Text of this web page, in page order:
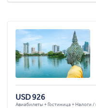
USD 926
Авиабилеты + Гостиница + Налоги /